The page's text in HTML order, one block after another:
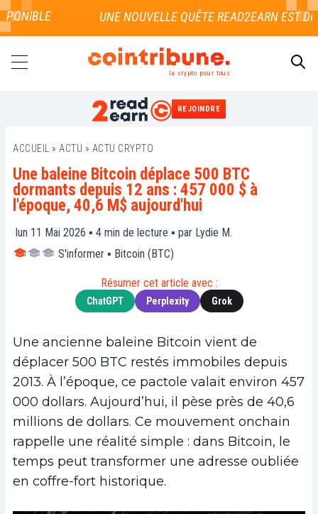
la crypto pour tous
REJOINDRE
ACCUEIL » ACTU » ACTU CRYPTO
Une baleine Bitcoin déplace 500 BTC
dormants depuis 12 ans : 457 000 $ à
l'époque, 40,6 M$ aujourd'hui
lun 11 Mai 2026 ▪ 4 min de lecture ▪ par Lydie M.
S'informer ▪ Bitcoin (BTC)
Résumer cet article avec :
ChatGPT Perplexity Grok
Une ancienne baleine Bitcoin vient de
déplacer 500 BTC restés immobiles depuis
2013. À l’époque, ce pactole valait environ 457
000 dollars. Aujourd’hui, il pèse près de 40,6
millions de dollars. Ce mouvement onchain
rappelle une réalité simple : dans Bitcoin, le
temps peut transformer une adresse oubliée
en coffre-fort historique.